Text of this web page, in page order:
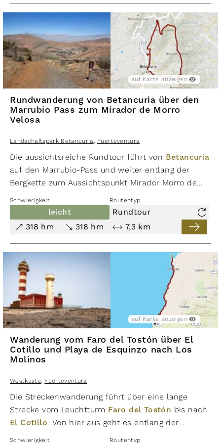
auf Karte anzeigen
Rundwanderung von Betancuria über den
Marrubio Pass zum Mirador de Morro
Velosa
Landschaftspark Betancuria Fuerteventura
Die aussichtsreiche Rundtour führt von Betancuria
auf den Marrubio-Pass und weiter entlang der
Bergkette zum Aussichtspunkt Mirador Morro de
Ruinen des ehemaligen Franziskanerklosters San
Buenaventura direkt an der Route.
Schwierigkeit Routentyp
leicht
Rundtour
318 hm
318 hm 7,3 km
auf Karte anzeigen
Wanderung vom Faro del Tostón über El
Cotillo und Playa de Esquinzo nach Los
Molinos
Westküste Fuerteventura
Die Streckenwanderung führt über eine lange
Strecke vom Leuchtturm Faro del Tostón bis nach
El Cotillo. Von hier aus geht es entlang der
Schwierigkeit Routentyp